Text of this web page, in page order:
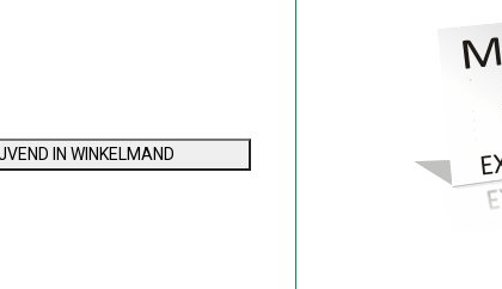
IN WINKELMAND